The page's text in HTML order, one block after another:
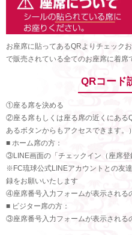
お座席に貼ってあるQRよりチェック
で販売されている全てのお座席に着席
QRコード
①座る席を決める
②座る席もしくは座る席の近くにある
あるボタンからもアクセスできます。）
■ ホーム席の方：
③LINE画面の「チェックイン（座席登
※FC琉球公式LINEアカウントとの友
録をお願いいたします
④座席番号入力フォームが表示される
■ ビジター席の方：
③座席番号入力フォームが表示される